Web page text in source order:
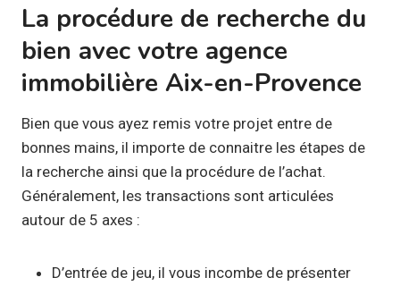
La procédure de recherche du
bien avec votre agence
immobilière Aix-en-Provence
Bien que vous ayez remis votre projet entre de
bonnes mains, il importe de connaitre les étapes de
la recherche ainsi que la procédure de l’achat.
Généralement, les transactions sont articulées
autour de 5 axes :
D’entrée de jeu, il vous incombe de présenter